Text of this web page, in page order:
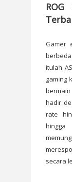
Gamer
itulah
gaming
hadir
rate
secara